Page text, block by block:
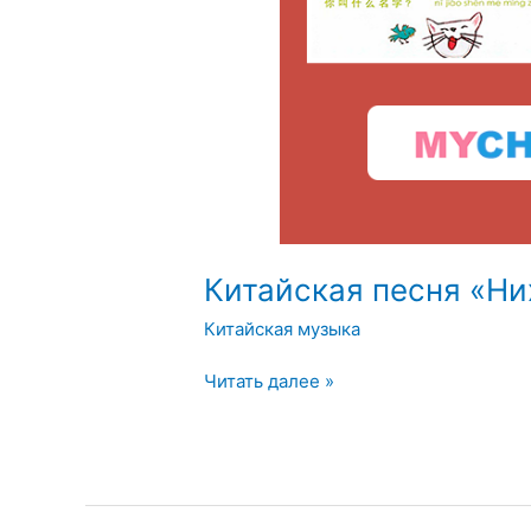
Китайская песня
Китайская музыка
Читать далее »